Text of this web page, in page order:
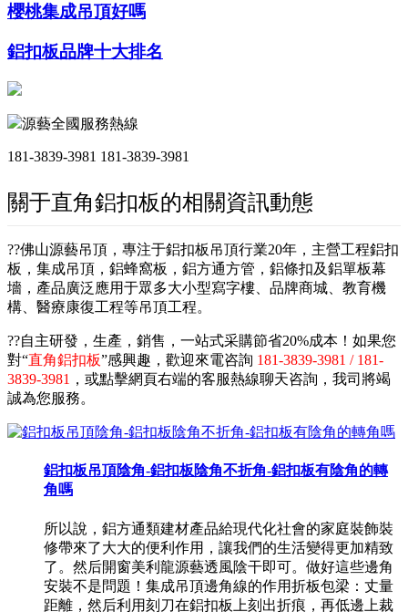
櫻桃集成吊頂好嗎
鋁扣板品牌十大排名
源藝全國服務熱線
181-3839-3981 181-3839-3981
關于直角鋁扣板的相關資訊動態
??佛山源藝吊頂，專注于鋁扣板吊頂行業20年，主營工程鋁扣
板，集成吊頂，鋁蜂窩板，鋁方通方管，鋁條扣及鋁單板幕
墻，產品廣泛應用于眾多大小型寫字樓、品牌商城、教育機
構、醫療康復工程等吊頂工程。
??自主研發，生產，銷售，一站式采購節省20%成本！如果您
對“直角鋁扣板”感興趣，歡迎來電咨詢 181-3839-3981 / 181-
3839-3981 ，或點擊網頁右端的客服熱線聊天咨詢，我司將竭
誠為您服務。
鋁扣板吊頂陰角-鋁扣板陰角不折角-鋁扣板有陰角的轉
角嗎
所以說，鋁方通類建材產品給現代化社會的家庭裝飾裝
修帶來了大大的便利作用，讓我們的生活變得更加精致
了。然后開窗美利龍源藝透風陰干即可。做好這些邊角
安裝不是問題！集成吊頂邊角線的作用折板包梁：丈量
距離，然后利用刻刀在鋁扣板上刻出折痕，再低邊上裁